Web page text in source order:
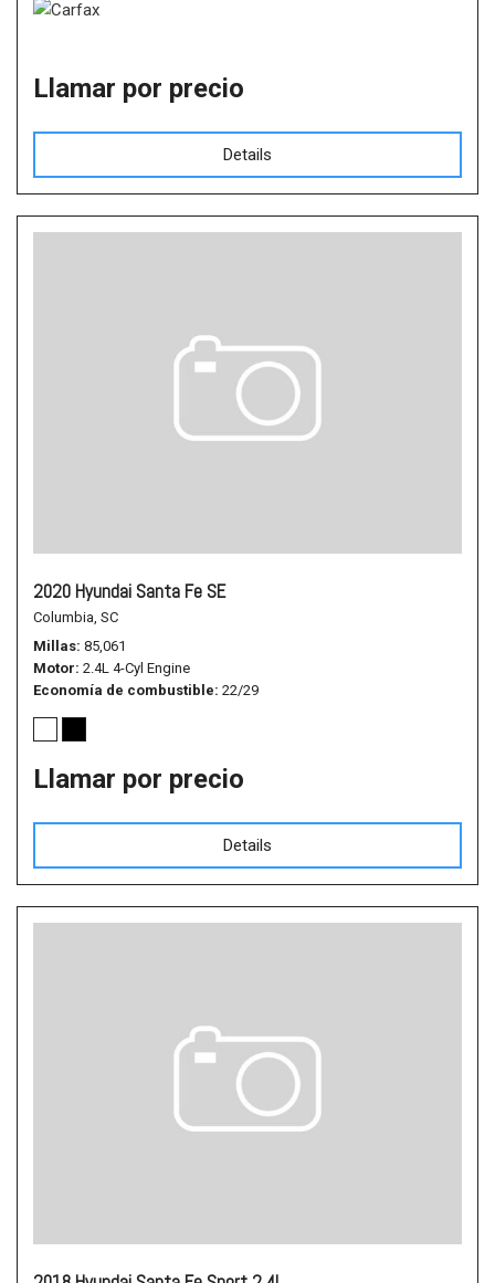
Llamar por precio
Details
2020 Hyundai Santa Fe SE
Columbia, SC
Millas 85,061
Motor 2.4L 4-Cyl Engine
Economía de combustible 22/29
Llamar por precio
Details